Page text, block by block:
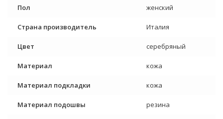
Пол женский
Страна производитель Италия
Цвет серебряный
Материал кожа
Материал подкладки кожа
Материал подошвы резина